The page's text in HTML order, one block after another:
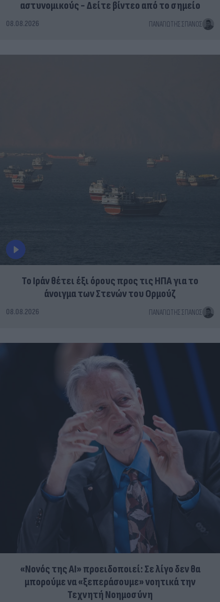
αστυνομικούς - Δείτε βίντεο από το σημείο
08.08.2026 ΠΑΝΑΓΙΏΤΗΣ ΣΠΑΝΌΣ
Το Ιράν θέτει έξι όρους προς τις ΗΠΑ για το
άνοιγμα των Στενών του Ορμούζ
08.08.2026 ΠΑΝΑΓΙΏΤΗΣ ΣΠΑΝΌΣ
«Νονός της AI» προειδοποιεί: Σε λίγο δεν θα
μπορούμε να «ξεπεράσουμε» νοητικά την
Τεχνητή Νοημοσύνη